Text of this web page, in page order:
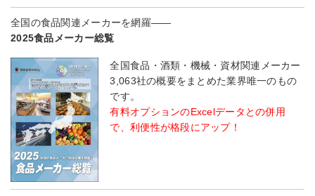
全国の食品関連メーカーを網羅――
2025食品メーカー総覧
全国食品・酒類・機械・資材関連メーカー
3,063社の概要をまとめた業界唯一のもの
です。
有料オプションのExcelデータとの併用
で、利便性が格段にアップ！